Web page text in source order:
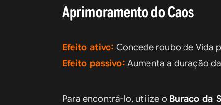
Aprimoramento do Caos
Efeito ativo: Concede roubo de Vida
Efeito passivo: Aumenta a duração
Para encontrá-lo, utilize o Buraco da